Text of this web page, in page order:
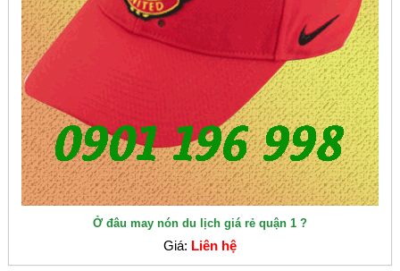
Ở đâu may nón du lịch giá rẻ quận 1 ?
Giá: Liên hệ